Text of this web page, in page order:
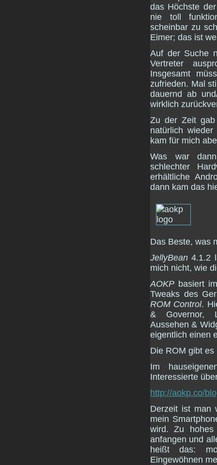
das Höchste
nie toll
scheinbar zu
Eimer; das ist
Auf der Suche
Vertreter
Insgesamt
zufrieden. Mal
dauernd ab
wirklich
Zu der Zeit
natürlich
kam für mich
Was war
schlechter
erhältliche
dann kam das
Das Beste, was
JellyBean 4.1.2
mich nicht, wie
AOKP basiert
Tweaks des
ROM Control.
& Governor,
Aussehen &
eigentlich einen
Die ROM gibt
Im
Interessierte
http://aokp.co/
Derzeit ist man
mein
wird. Zu
anfangen und
heißt das:
Eingewöhnen